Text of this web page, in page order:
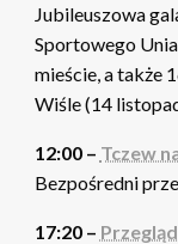
Jubileuszowa
Sportowego
mieście, a także
Wiśle (14
12:00 – Tczew
Bezpośredni
17:20 –